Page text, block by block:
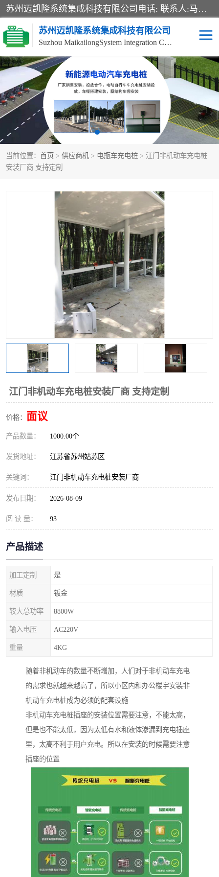
苏州迈凯隆系统集成科技有限公司电话: 联系人:马杰森 销售安装视频监控、报警系统、电话交换机、门禁考勤、巡更系统、呼叫对讲系统、停车场道闸、智能家居、广播系统、综合布线、办公设备、电子商务软件、网络工程、酒店门锁系列 系统集成、VOD视频点播、LED显示屏、节能产品、USP电源、收银机等弱电及智能化项目。
苏州迈凯隆系统集成科技有限公司
Suzhou MaikailongSystem Integration Co., Ltd.
当前位置： 首页 > 供应商机 > 电瓶车充电桩 > 江门非机动车充电桩
安装厂商 支持定制
江门非机动车充电桩安装厂商 支持定制
价格： 面议
产品数量： 1000.00个
发货地址： 江苏省苏州姑苏区
关键词： 江门非机动车充电桩安装厂商
发布日期： 2026-08-09
阅 读 量： 93
产品描述
加工定制 是
材质 钣金
较大总功率 8800W
输入电压 AC220V
重量 4KG
随着非机动车的数量不断增加，人们对于非机动车充电
的需求也就越来越高了，所以小区内和办公楼宇安装非
机动车充电桩成为必须的配套设施
非机动车充电桩插座的安装位置需要注意，不能太高，
但是也不能太低，因为太低有水和液体渗漏到充电插座
里，太高不利于用户充电。所以在安装的时候需要注意
插座的位置
非机动车充电桩 电瓶车充电桩
电动自行车充电桩 两轮电动车充电桩
充电桩